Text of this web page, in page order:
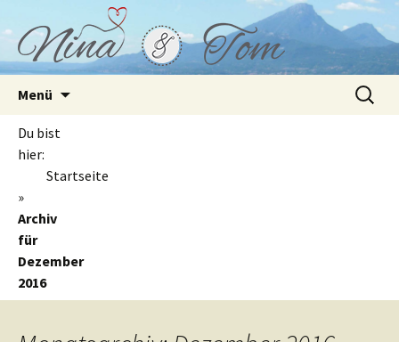
Menü
Suchen
nach:
Du bist
hier:
Startseite
»
Archiv
für
Dezember
2016